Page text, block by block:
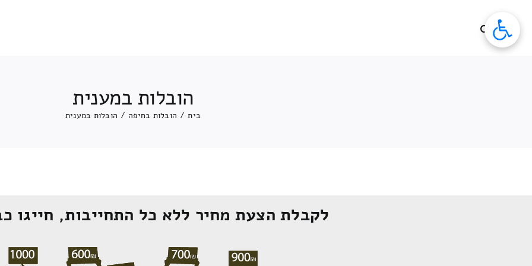
הובלות במענית
בית / הובלות בחיפה / הובלות במענית
לקבלת הצעת מחיר ללא כל התחייבות, חייגו